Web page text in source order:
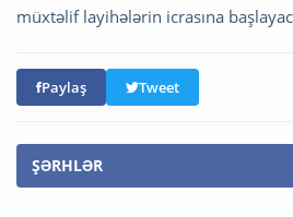
müxtəlif layihələrin icrasına
Paylaş Tweet
ŞƏRHLƏR